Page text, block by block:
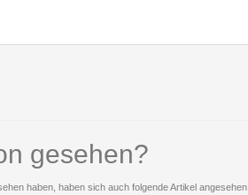
gesehen?
haben, haben sich auch folgende Artikel angesehen.